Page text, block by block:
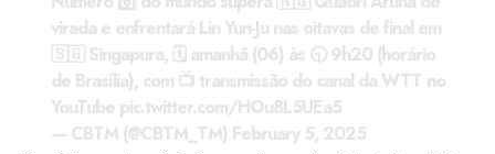
virada e enfrentará Lin Yun-Ju nas oitavas de final em
🇸🇬 Singapura, 🗓️ amanhã (06) às 🕤 9h20 (horário
de Brasília), com 📺 transmissão do canal da WTT no
YouTube pic.twitter.com/HOu8L5UEa5
— CBTM (@CBTM_TM) February 5, 2025